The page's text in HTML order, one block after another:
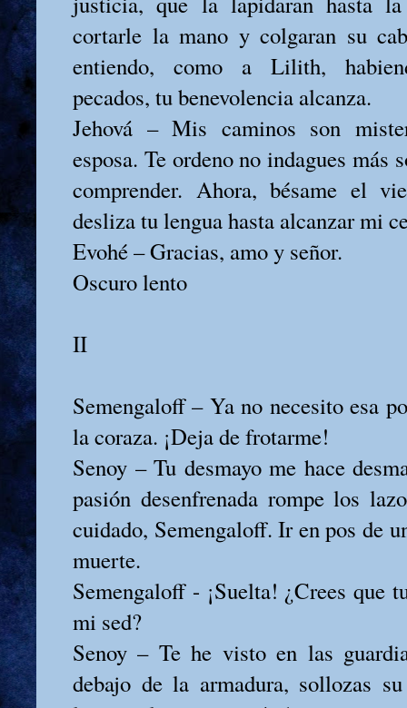
cortarle la mano y colgaran su
entiendo, como a Lilith,
pecados, tu benevolencia alcanza.
Jehová – Mis caminos son
esposa. Te ordeno no indagues más
comprender. Ahora, bésame el
desliza tu lengua hasta alcanzar mi
Evohé – Gracias, amo y señor.
Oscuro lento
II
Semengaloff – Ya no necesito esa
la coraza. ¡Deja de frotarme!
Senoy – Tu desmayo me hace
pasión desenfrenada rompe los
cuidado, Semengaloff. Ir en pos de
muerte.
Semengaloff - ¡Suelta! ¿Crees que
mi sed?
Senoy – Te he visto en las
debajo de la armadura, sollozas